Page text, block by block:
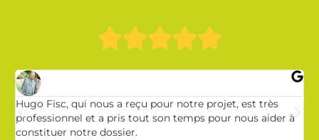
Hugo Fisc, qui nous a reçu pour notre projet, est très
professionnel et a pris tout son temps pour nous aider à
constituer notre dossier.